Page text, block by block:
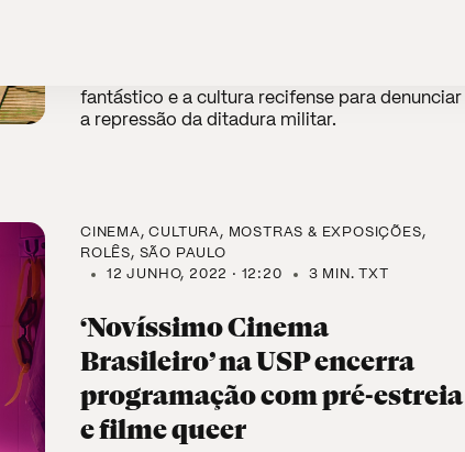
fantástico e a cultura recifense para denunciar
a repressão da ditadura militar.
CINEMA CULTURA
MOSTRAS & EXPOSIÇÕES
ROLÊS SÃO PAULO
12 JUNHO, 2022 · 12:20
3 MIN. TXT
‘Novíssimo Cinema
Brasileiro’ na USP encerra
programação com pré-estreia
e filme queer